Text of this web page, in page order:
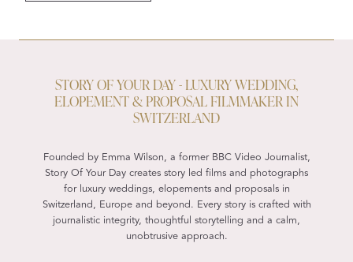
STORY OF YOUR DAY - LUXURY WEDDING,
ELOPEMENT & PROPOSAL FILMMAKER IN
SWITZERLAND
Founded by Emma Wilson, a former BBC Video Journalist,
Story Of Your Day creates story led films and photographs
for luxury weddings, elopements and proposals in
Switzerland, Europe and beyond. Every story is crafted with
journalistic integrity, thoughtful storytelling and a calm,
unobtrusive approach.